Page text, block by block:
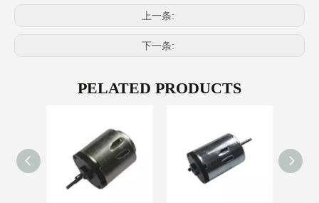
上一条:
下一条:
PELATED PRODUCTS